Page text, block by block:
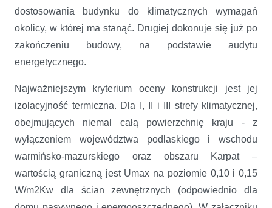
dostosowania budynku do klimatycznych wymagań
okolicy, w której ma stanąć. Drugiej dokonuje się już po
zakończeniu budowy, na podstawie audytu
energetycznego.
Najważniejszym kryterium oceny konstrukcji jest jej
izolacyjność termiczna. Dla I, II i III strefy klimatycznej,
obejmujących niemal całą powierzchnię kraju - z
wyłączeniem województwa podlaskiego i wschodu
warmińsko-mazurskiego oraz obszaru Karpat –
wartością graniczną jest Umax na poziomie 0,10 i 0,15
W/m2Kw dla ścian zewnętrznych (odpowiednio dla